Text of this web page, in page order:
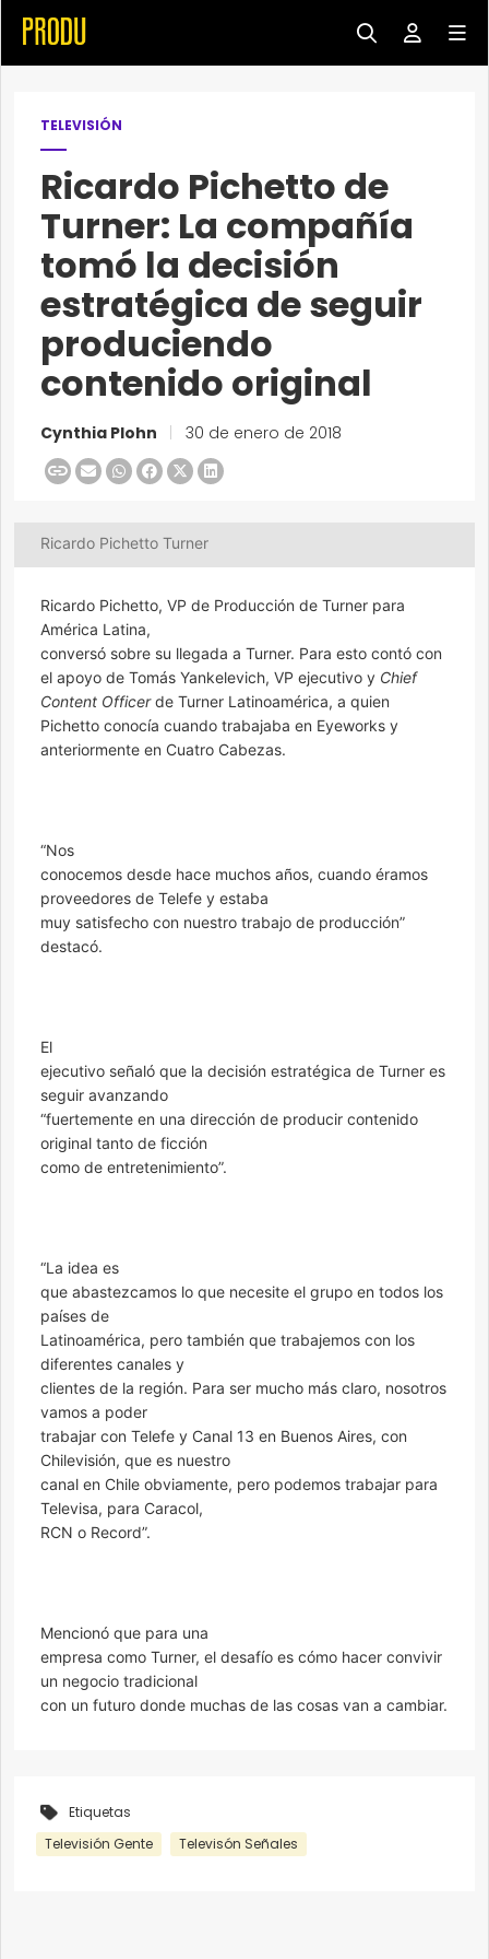
TELEVISIÓN
Ricardo Pichetto de
Turner: La compañía
tomó la decisión
estratégica de seguir
produciendo
contenido original
Cynthia Plohn 30 de enero de 2018
Ricardo Pichetto Turner
Ricardo Pichetto, VP de Producción de Turner para
América Latina,
conversó sobre su llegada a Turner. Para esto contó con
el apoyo de Tomás Yankelevich, VP ejecutivo y Chief
Content Officerde Turner Latinoamérica, a quien
Pichetto conocía cuando trabajaba en Eyeworks y
anteriormente en Cuatro Cabezas.
“Nos
conocemos desde hace muchos años, cuando éramos
proveedores de Telefe y estaba
muy satisfecho con nuestro trabajo de producción”
destacó.
El
ejecutivo señaló que la decisión estratégica de Turner es
seguir avanzando
“fuertemente en una dirección de producir contenido
original tanto de ficción
como de entretenimiento”.
“La idea es
que abastezcamos lo que necesite el grupo en todos los
países de
Latinoamérica, pero también que trabajemos con los
diferentes canales y
clientes de la región. Para ser mucho más claro, nosotros
vamos a poder
trabajar con Telefe y Canal 13 en Buenos Aires, con
Chilevisión, que es nuestro
canal en Chile obviamente, pero podemos trabajar para
Televisa, para Caracol,
RCN o Record”.
Mencionó que para una
empresa como Turner, el desafío es cómo hacer convivir
un negocio tradicional
con un futuro donde muchas de las cosas van a cambiar.
Etiquetas
Televisión Gente
Televisón Señales